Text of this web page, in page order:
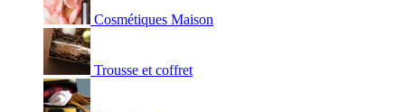
Cosmétiques Maison
Trousse et coffret